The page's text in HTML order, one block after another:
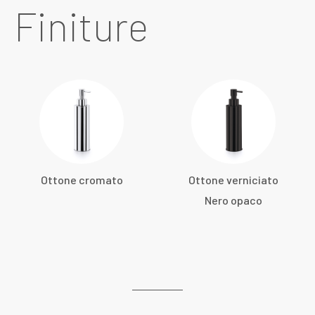
Finiture
Ottone cromato
Ottone verniciato
Nero opaco